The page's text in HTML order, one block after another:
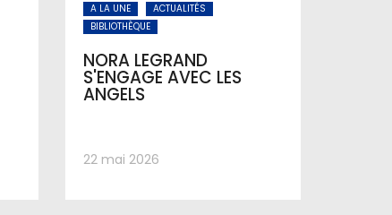
A LA UNE
ACTUALITÉS
BIBLIOTHÈQUE
NORA LEGRAND
S'ENGAGE AVEC LES
ANGELS
22 mai 2026